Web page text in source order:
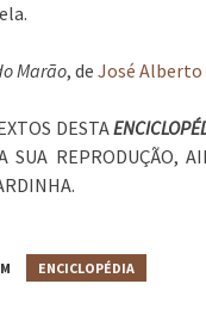
Marão, de José Alberto
DESTA
SUA REPRODUÇÃO,
ENCICLOPÉDIA